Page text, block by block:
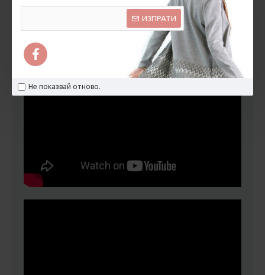
ИЗПРАТИ
Не показвай отново.